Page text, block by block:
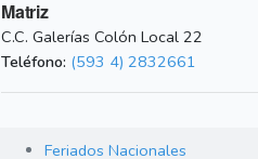
Matriz
C.C. Galerías Colón Local 22
Teléfono: (593 4) 2832661
Feriados Nacionales